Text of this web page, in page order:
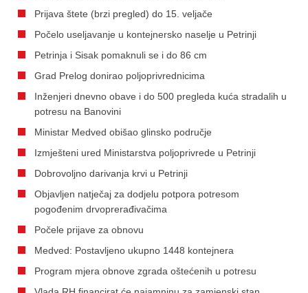
Prijava štete (brzi pregled) do 15. veljače
Počelo useljavanje u kontejnersko naselje u Petrinji
Petrinja i Sisak pomaknuli se i do 86 cm
Grad Prelog donirao poljoprivrednicima
Inženjeri dnevno obave i do 500 pregleda kuća stradalih u
potresu na Banovini
Ministar Medved obišao glinsko područje
Izmješteni ured Ministarstva poljoprivrede u Petrinji
Dobrovoljno darivanja krvi u Petrinji
Objavljen natječaj za dodjelu potpora potresom
pogođenim drvoprerađivačima
Počele prijave za obnovu
Medved: Postavljeno ukupno 1448 kontejnera
Program mjera obnove zgrada oštećenih u potresu